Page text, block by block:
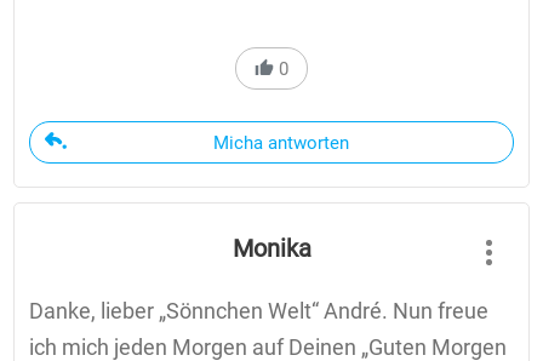
0
Micha antworten
Monika
Danke, lieber „Sönnchen Welt“ André. Nun freue
ich mich jeden Morgen auf Deinen „Guten Morgen